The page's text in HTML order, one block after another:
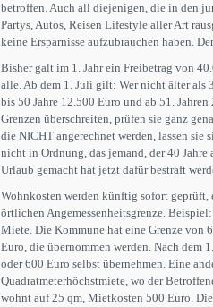
betroffen. Auch all diejenigen, die in den
Partys, Autos, Reisen Lifestyle aller Art
keine Ersparnisse aufzubrauchen haben.
Bisher galt im 1. Jahr ein Freibetrag von
alle. Ab dem 1. Juli gilt: Wer nicht älter als
bis 50 Jahre 12.500 Euro und ab 51.
Grenzen überschreiten, prüfen sie ganz
die NICHT angerechnet werden, lassen sie
nicht in Ordnung, das jemand, der 40
Urlaub gemacht hat jetzt dafür bestraft
Wohnkosten werden künftig sofort geprüft,
örtlichen Angemessenheitsgrenze.
Miete. Die Kommune hat eine Grenze von
Euro, die übernommen werden. Nach dem
oder 600 Euro selbst übernehmen. Eine
Quadratmeterhöchstmiete, wo der
wohnt auf 25 qm, Mietkosten 500 Euro.